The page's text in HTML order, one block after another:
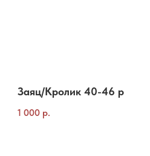
Заяц/Кролик 40-46 р
1 000 р.